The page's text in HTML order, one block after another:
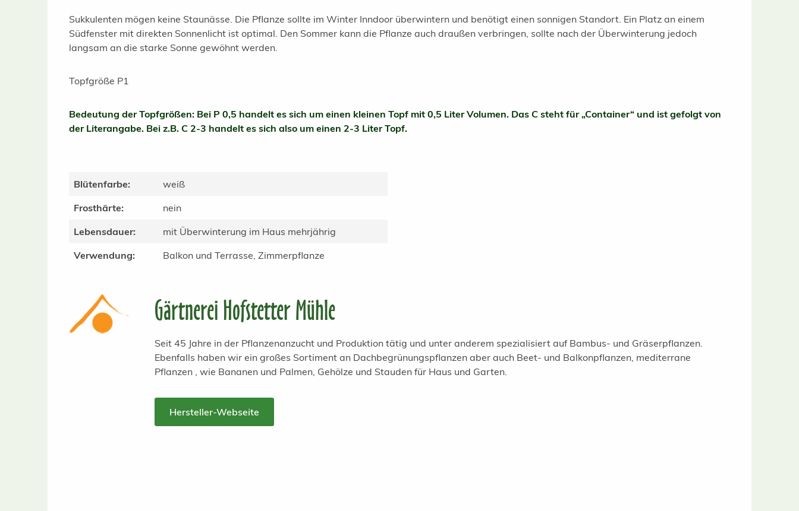
Sukkulenten mögen keine Staunässe. Die Pflanze sollte im Winter Inndoor überwintern und benötigt einen sonnigen Standort. Ein Platz an einem
Südfenster mit direkten Sonnenlicht ist optimal. Den Sommer kann die Pflanze auch draußen verbringen, sollte nach der Überwinterung jedoch
langsam an die starke Sonne gewöhnt werden.
Topfgröße P1
Bedeutung der Topfgrößen: Bei P 0,5 handelt es sich um einen kleinen Topf mit 0,5 Liter Volumen. Das C steht für „Container“ und ist gefolgt von
der Literangabe. Bei z.B. C 2-3 handelt es sich also um einen 2-3 Liter Topf.
Blütenfarbe:
weiß
Frosthärte:
nein
Lebensdauer:
mit Überwinterung im Haus mehrjährig
Verwendung:
Balkon und Terrasse, Zimmerpflanze
Gärtnerei Hofstetter Mühle
Seit 45 Jahre in der Pflanzenanzucht und Produktion tätig und unter anderem spezialisiert auf Bambus- und Gräserpflanzen.
Ebenfalls haben wir ein großes Sortiment an Dachbegrünungspflanzen aber auch Beet- und Balkonpflanzen, mediterrane
Pflanzen , wie Bananen und Palmen, Gehölze und Stauden für Haus und Garten.
Hersteller-Webseite